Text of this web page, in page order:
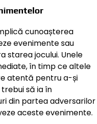
cunoașterea
evenimente sau
starea jocului. Unele
în timp ce altele
atentă pentru a-și
să ia în
din partea adversarilor
aceste evenimente.